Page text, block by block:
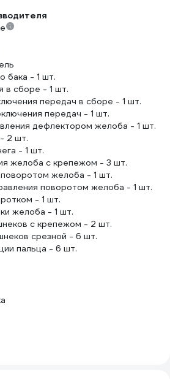
бака - 1 шт.
в сборе - 1 шт.
передач в сборе - 1 шт.
передач - 1 шт.
дефлектором желоба - 1 шт.
2 шт.
- 1 шт.
желоба с крепежом - 3 шт.
желоба - 1 шт.
поворотом желоба - 1 шт.
- 1 шт.
желоба - 1 шт.
с крепежом - 2 шт.
срезной - 6 шт.
пальца - 6 шт.